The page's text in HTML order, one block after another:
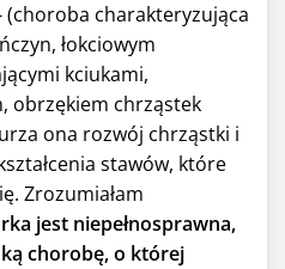
(choroba charakteryzująca
łokciowym
kciukami,
obrzękiem chrząstek
ona rozwój chrząstki i
stawów, które
Zrozumiałam
jest niepełnosprawna,
chorobę, o której